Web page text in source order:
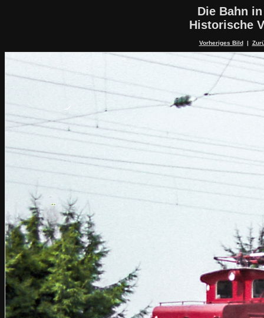
Die Bahn
Historische
Vorheriges Bild